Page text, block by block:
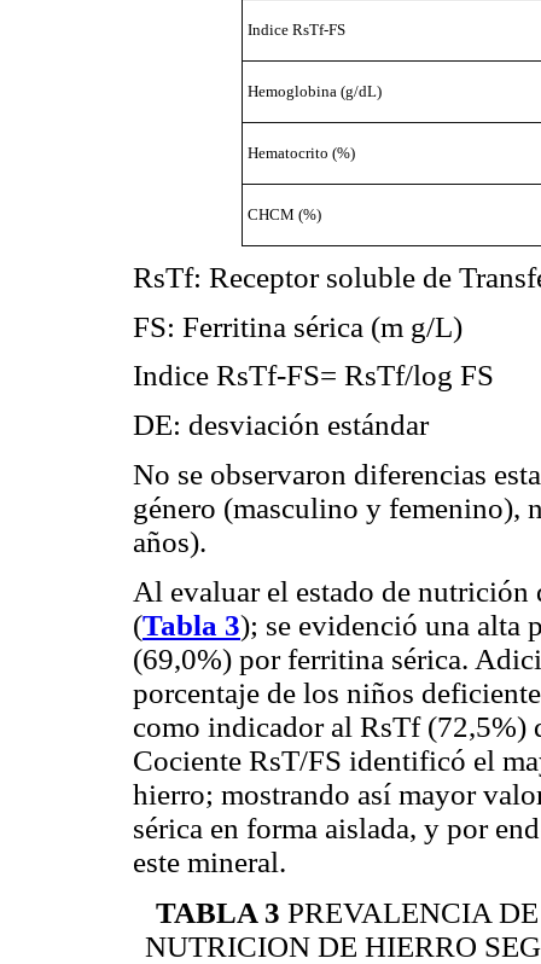
Indice RsTf-FS
Hemoglobina (g/dL)
Hematocrito (%)
CHCM (%)
RsTf: Receptor soluble de
FS: Ferritina sérica (m g/L)
Indice RsTf-FS= RsTf/log FS
DE: desviación estándar
No se observaron diferencias
género (masculino y femenino),
años).
Al evaluar el estado de
(Tabla 3); se evidenció una alta
(69,0%) por ferritina sérica.
porcentaje de los niños
como indicador al RsTf (72,5%)
Cociente RsT/FS identificó el
hierro; mostrando así mayor
sérica en forma aislada, y por
este mineral.
TABLA 3 PREVALENCIA
NUTRICION DE HIERRO